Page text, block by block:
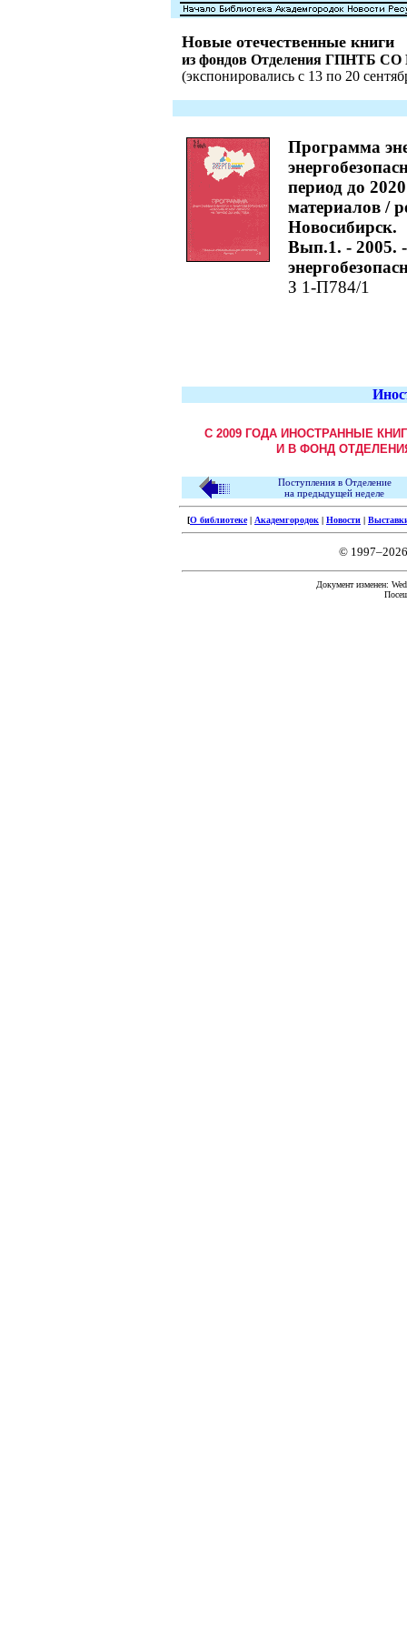
Новые отечественные книги
из фондов Отделения ГПНТБ
(экспонировались с 13 по 20
Программа
период до
материалов /
Новосибирск.
Вып.1. - 2005.
З 1-П784/1
С 2009 ГОДА ИНОСТРАННЫЕ
И В ФОНД
Поступления в Отделение
на предыдущей неделе
[О библиотеке| Академгородок | Новости |
©
Документ изменен: